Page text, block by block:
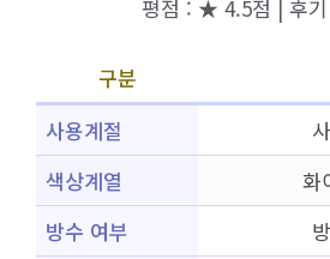
평점 : ★ 4.5점 | 후
구분
사용계절
색상계열
화
방수 여부